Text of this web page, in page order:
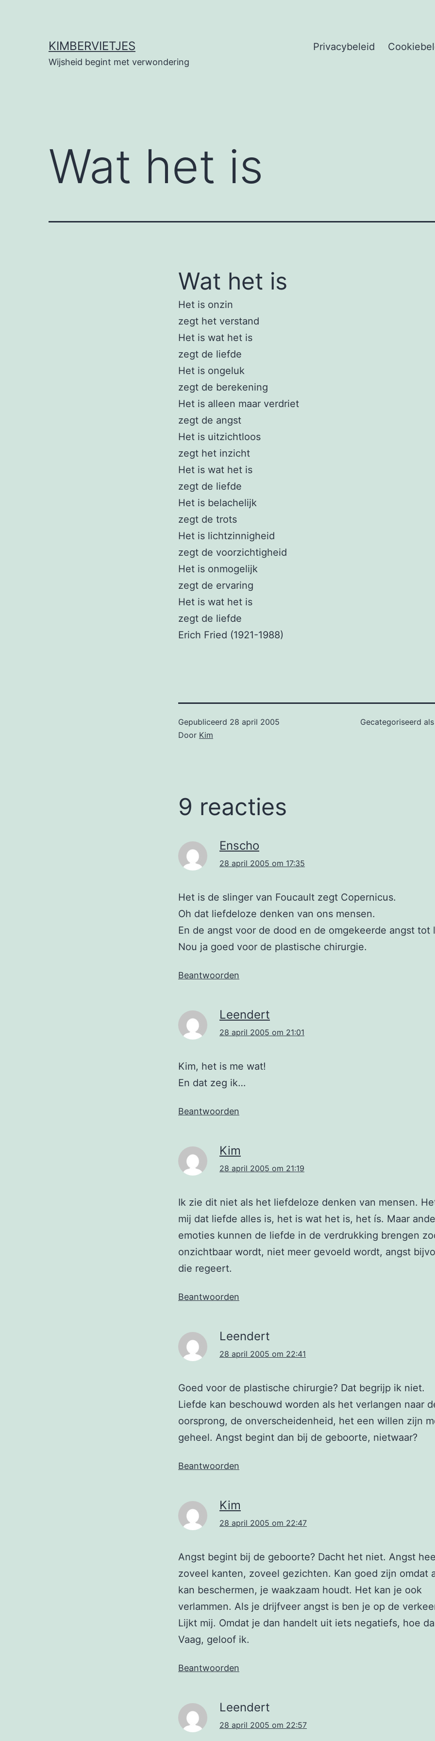
KIMBERVIETJES
Wijsheid begint met verwondering
Privacybeleid
Wat het is
Wat het is
Het is onzin
zegt het verstand
Het is wat het is
zegt de liefde
Het is ongeluk
zegt de berekening
Het is alleen maar verdriet
zegt de angst
Het is uitzichtloos
zegt het inzicht
Het is wat het is
zegt de liefde
Het is belachelijk
zegt de trots
Het is lichtzinnigheid
zegt de voorzichtigheid
Het is onmogelijk
zegt de ervaring
Het is wat het is
zegt de liefde
Erich Fried (1921-1988)
Gepubliceerd 28 april 2005
Door Kim
Gecategoriseerd als
9 reacties
Enscho
28 april 2005 om 17:35
Het is de slinger van Foucault zegt Copernicus.
Oh dat liefdeloze denken van ons mensen.
En de angst voor de dood en de omgekeerde angst tot
Nou ja goed voor de plastische chirurgie.
Beantwoorden
Leendert
28 april 2005 om 21:01
Kim, het is me wat!
En dat zeg ik…
Beantwoorden
Kim
28 april 2005 om 21:19
Ik zie dit niet als het liefdeloze denken van mensen.
mij dat liefde alles is, het is wat het is, het ís. Maar
emoties kunnen de liefde in de verdrukking brengen
onzichtbaar wordt, niet meer gevoeld wordt, angst
die regeert.
Beantwoorden
Leendert
28 april 2005 om 22:41
Goed voor de plastische chirurgie? Dat begrijp ik niet.
Liefde kan beschouwd worden als het verlangen naar
oorsprong, de onverscheidenheid, het een willen zijn
geheel. Angst begint dan bij de geboorte, nietwaar?
Beantwoorden
Kim
28 april 2005 om 22:47
Angst begint bij de geboorte? Dacht het niet. Angst
zoveel kanten, zoveel gezichten. Kan goed zijn omdat
kan beschermen, je waakzaam houdt. Het kan je ook
verlammen. Als je drijfveer angst is ben je op de
Lijkt mij. Omdat je dan handelt uit iets negatiefs, hoe
Vaag, geloof ik.
Beantwoorden
Leendert
28 april 2005 om 22:57